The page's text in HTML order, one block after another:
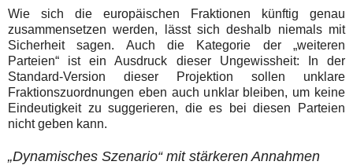
Wie sich die europäischen Fraktionen künftig genau
zusammensetzen werden, lässt sich deshalb niemals mit
Sicherheit sagen. Auch die Kategorie der „weiteren
Parteien“ ist ein Ausdruck dieser Ungewissheit: In der
Standard-Version dieser Projektion sollen unklare
Fraktionszuordnungen eben auch unklar bleiben, um keine
Eindeutigkeit zu suggerieren, die es bei diesen Parteien
nicht geben kann.
„Dynamisches Szenario“ mit stärkeren Annahmen